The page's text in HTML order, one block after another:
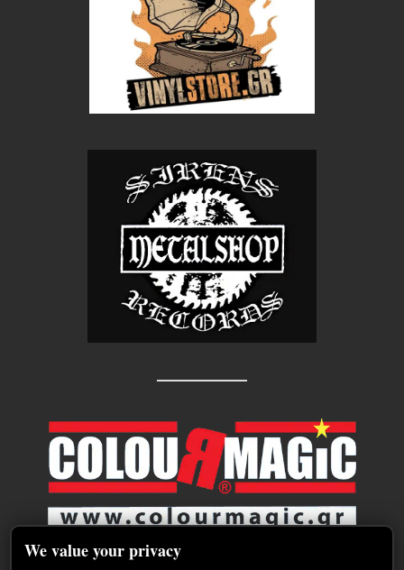
We value your privacy